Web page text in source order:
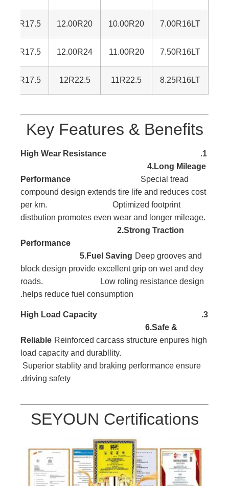
7.00R16LT
10.00R20
12.00R20
75R17.5
7.50R16LT
11.00R20
12.00R24
80R17.5
8.25R16LT
11R22.5
12R22.5
75R17.5
Key Features & Benefits
1.High Wear Resistance
4.Long Mileage
Performance
Special tread
compound design extends tire life and reduces cost
per km. Optimized footprint
distbution promotes even wear and longer mileage.
2.Strong Traction
Performance
5.Fuel Saving Deep grooves and
block design provide excellentgrip on wet and dey
roads. Low roling resistance design
helps reduce fuel consumption.
3.High Load
Capacity
6.Safe &
Reliable Reinforced carcass structure enpures high
oad capacity and durabllity.
Superior stablity and braking performance ensure
driving safety.
SEYOUN Certifications